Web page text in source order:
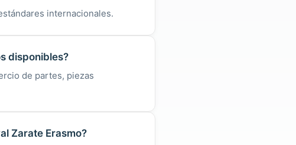
internacionales.
disponibles?
de partes, piezas
Zarate Erasmo?